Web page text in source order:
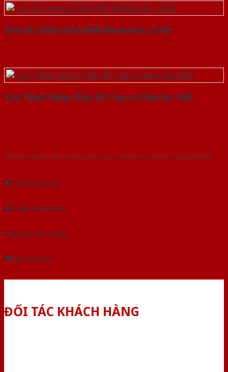
Cửa Gỗ Chống Cháy MDF Melamine 1-SGD
Cửa Thép Chống Cháy 2P 2 tay co thuy luc-SGD
Với kinh nghiệm nhiêu năm nghiên cứu cửa theo tiêu chuẩn công nghệ Châu
Gửi yêu cầu tư vấn
Tải báo giá tổng hợp
Yêu cầu gọi lại (3 phút)
Dành cho đại lý
ĐỐI TÁC KHÁCH HÀNG